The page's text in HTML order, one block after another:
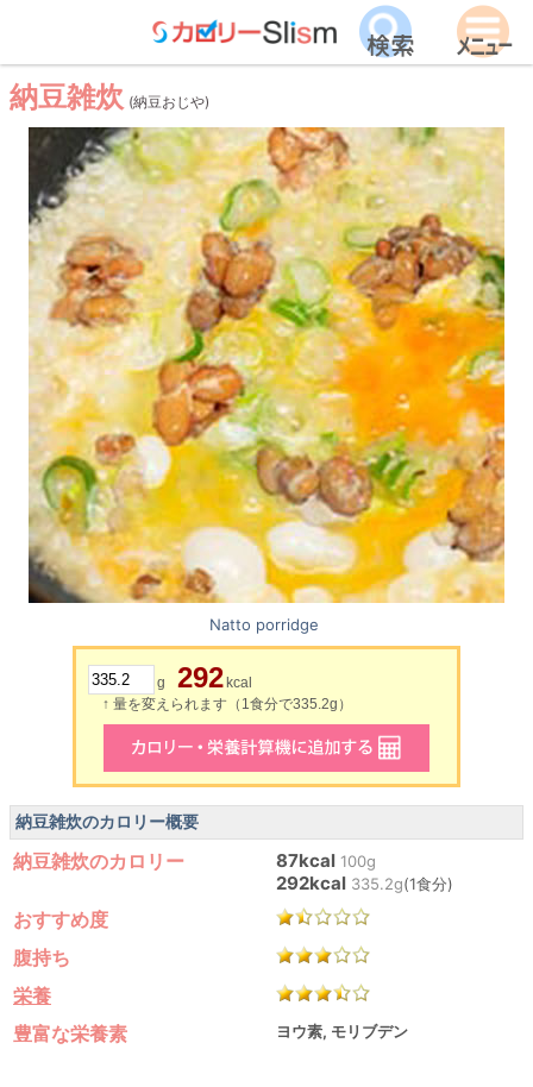
納豆雑炊 (納豆おじや)
Natto porridge
g 292 kcal
↑ 量を変えられます（1食分で335.2g）
納豆雑炊のカロリー概要
納豆雑炊のカロリー 87kcal 100g
292kcal 335.2g(1食分)
おすすめ度
腹持ち
栄養
豊富な栄養素
ヨウ素, モリブデン